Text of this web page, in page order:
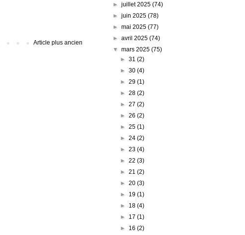
Article plus ancien
►juillet 2025(74)
►juin 2025(78)
►mai 2025(77)
►avril 2025(74)
▼mars 2025(75)
► 31 (2)
► 30 (4)
► 29 (1)
► 28 (2)
► 27 (2)
► 26 (2)
► 25 (1)
► 24 (2)
► 23 (4)
► 22 (3)
► 21 (2)
► 20 (3)
► 19 (1)
► 18 (4)
► 17 (1)
► 16 (2)